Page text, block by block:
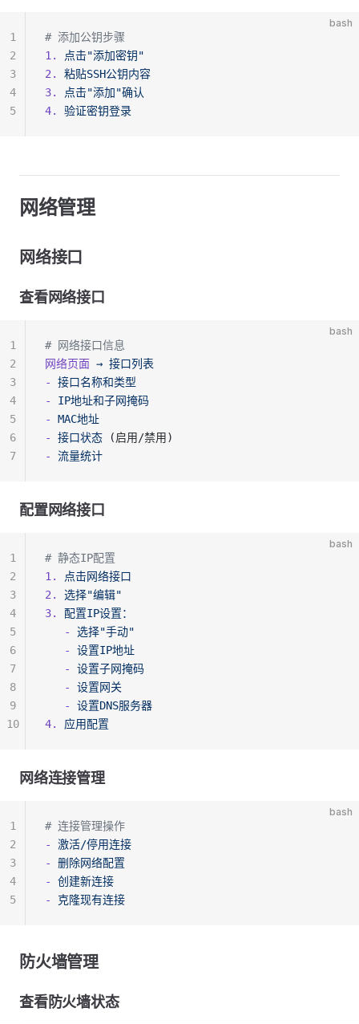
bash
# 添加公钥步骤
1.
点击"添加密钥"
2.
粘贴SSH公钥内容
3.
点击"添加"确认
4.
验证密钥登录
1
2
3
4
5
网络管理
网络接口
查看网络接口
bash
# 网络接口信息
网络页面 → 接口列表
-
接口名称和类型
-
IP地址和子网掩码
-
MAC地址
-
接口状态 (启用/禁用)
-
流量统计
1
2
3
4
5
6
7
配置网络接口
bash
# 静态IP配置
1.
点击网络接口
2.
选择"编辑"
3.
配置IP设置：
   -
选择"手动"
   -
设置IP地址
   -
设置子网掩码
   -
设置网关
   -
设置DNS服务器
4.
应用配置
1
2
3
4
5
6
7
8
9
10
网络连接管理
bash
# 连接管理操作
-
激活/停用连接
-
删除网络配置
-
创建新连接
-
克隆现有连接
1
2
3
4
5
防火墙管理
查看防火墙状态